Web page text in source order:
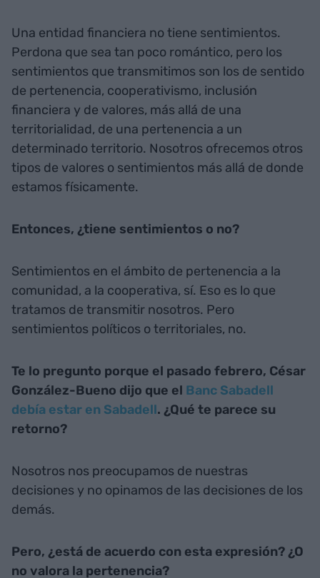
Una entidad financiera no tiene sentimientos.
Perdona que sea tan poco romántico, pero los
sentimientos que transmitimos son los de sentido
de pertenencia, cooperativismo, inclusión
financiera y de valores, más allá de una
territorialidad, de una pertenencia a un
determinado territorio. Nosotros ofrecemos otros
tipos de valores o sentimientos más allá de donde
estamos físicamente.
Entonces, ¿tiene sentimientos o no?
Sentimientos en el ámbito de pertenencia a la
comunidad, a la cooperativa, sí. Eso es lo que
tratamos de transmitir nosotros. Pero
sentimientos políticos o territoriales, no.
Te lo pregunto porque el pasado febrero, César
González-Bueno dijo que el Banc Sabadell
debía estar en Sabadell. ¿Qué te parece su
retorno?
Nosotros nos preocupamos de nuestras
decisiones y no opinamos de las decisiones de los
demás.
Pero, ¿está de acuerdo con esta expresión? ¿O
no valora la pertenencia?